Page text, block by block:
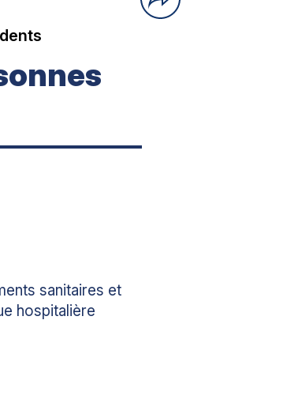
sanitaires et
hospitalière